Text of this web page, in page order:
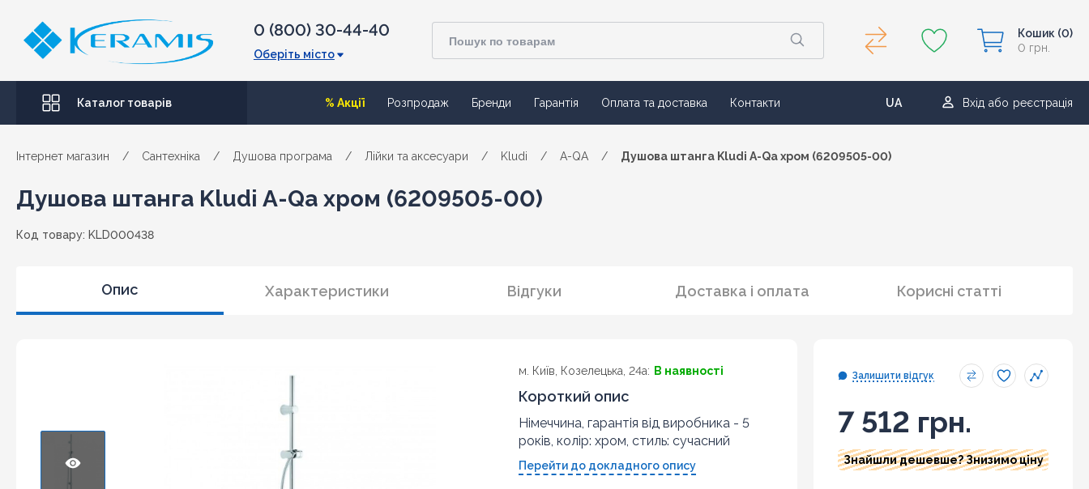
0 (800) 30-44-40
Оберіть місто
Кошик (0)
0 грн.
Каталог товарів % Акції Розпродаж Бренди Гарантія Оплата та доставка Контакти
UA
RU
Вхід або реєстрація
Інтернет магазин / Сантехніка / Душова програма / Лійки та аксесуари / Kludi / A-QA / Душова штанга Kludi A-Qa хром (6209505-00)
Душова штанга Kludi A-Qa хром (6209505-00)
Код товару: KLD000438
Опис Характеристики Відгуки Доставка і оплата Корисні статті
м. Київ, Козелецька, 24а: В наявності
Короткий опис
Німеччина, гарантія від виробника - 5
років, колір: хром, стиль: сучасний
Перейти до докладного опису
Залишити відгук
7 512 грн.
Знайшли дешевше? Знизимо ціну